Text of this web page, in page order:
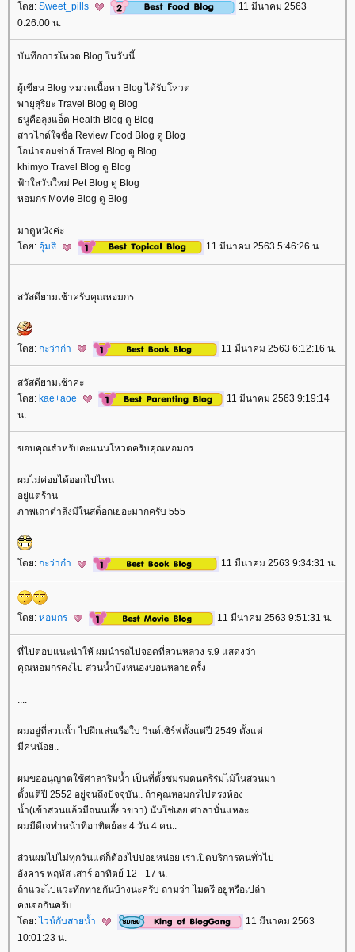
ดย: Sweet_pills
11 มีนาคม 2563
0:26:00 น.
บันทึกการโหวต Blog ในวันนี้
ผู้เขียน Blog หมวดเนื้อหา Blog ได้รับโหวต
พายุสุริยะ Travel Blog ดู Blog
ธนูคือลุงแอ็ด Health Blog ดู Blog
สาวไกด์ใจซื่อ Review Food Blog ดู Blog
อน่าจอมซ่าส์ Travel Blog ดู Blog
khimyo Travel Blog ดู Blog
ฟ้าใสวันใหม่ Pet Blog ดู Blog
หอมกร Movie Blog ดู Blog
มาดูหนังค่ะ
ดย: อุ้มสี 11 มีนาคม 2563 5:46:26 น.
สวัสดียามเช้าครับคุณหอมกร
ดย: กะว่าก๋า 11 มีนาคม 2563 6:12:16 น.
สวัสดียามเช้าค่ะ
ดย: kae+aoe
11 มีนาคม 2563 9:19:14
น.
ขอบคุณสำหรับคะแนนโหวตครับคุณหอมกร
ผมไม่ค่อยได้ออกไปไหน
อยู่แต่ร้าน
ภาพเถาตำลึงมีในสต็อกเยอะมากครับ 555
ดย: กะว่าก๋า 11 มีนาคม 2563 9:34:31 น.
ดย: หอมกร 11 มีนาคม 2563 9:51:31 น.
ที่ไปตอบแนะนำให้ ผมนำรถไปจอดที่สวนหลวง ร.9 แสดงว่า
คุณหอมกรคงไป สวนน้ำบึงหนองบอนหลายครั้ง
....
ผมอยู่ที่สวนน้ำ ไปฝึกเล่นเรือใบ วินด์เซิร์ฟตั้งแต่ปี 2549 ตั้งแต่
มีคนน้อย..
ผมขออนุญาตใช้ศาลาริมน้ำ เป็นที่ตั้งชมรมดนตรีร่มไม้ในสวนมา
ตั้งแตีปี 2552 อยู่จนถึงปัจจุบัน.. ถ้าคุณหอมกรไปตรงห้อง
น้ำ(เข้าสวนแล้วมีถนนเลี้ยวขวา) นั่นใช่เลย ศาลานั่นแหละ
ผมมีดีเจทำหน้าที่อาทิตย์ละ 4 วัน 4 คน..
ส่วนผมไปไม่ทุกวันแต่ก็ต้องไปบ่อยหน่อย เราเปิดบริการคนทั่วไป
อังคาร พฤหัส เสาร์ อาทิตย์ 12 - 17 น.
ถ้าแวะไปแวะทักทายกันบ้างนะครับ ถามว่า ไมตรี อยู่หรือเปล่า
คงเจอกันครับ
ดย: ไวน์กับสายน้ำ
11 มีนาคม 2563
10:01:23 น.